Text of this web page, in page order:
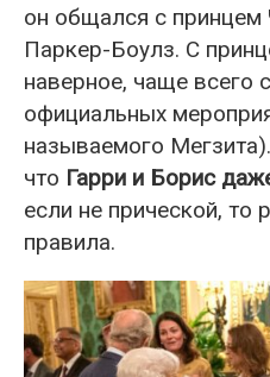
он общался с
Паркер-Боулз. С
наверное, чаще всего
официальных
называемого
что Гарри и Борис
если не прической, то
правила.